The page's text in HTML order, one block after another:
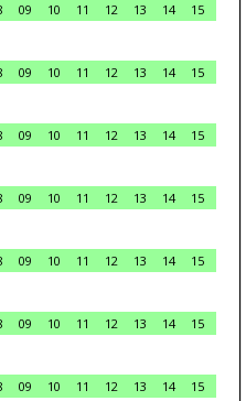
09 10 11 12 13 14
15
09 10 11 12 13 14
15
09 10 11 12 13 14
15
09 10 11 12 13 14
15
09 10 11 12 13 14
15
09 10 11 12 13 14
15
09 10 11 12 13 14 15